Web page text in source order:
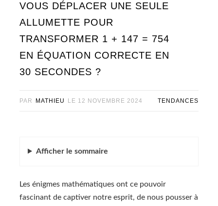
VOUS DÉPLACER UNE SEULE
ALLUMETTE POUR
TRANSFORMER 1 + 147 = 754
EN ÉQUATION CORRECTE EN
30 SECONDES ?
PAR MATHIEU LE 12 NOVEMBRE 2024 TENDANCES
Afficher le sommaire
Les énigmes mathématiques ont ce pouvoir
fascinant de captiver notre esprit, de nous pousser à